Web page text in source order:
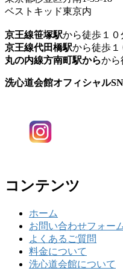
ベストキッド東京内
京王線笹塚駅から徒歩１０
京王線代田橋駅から徒歩１
丸の内線方南町駅からから
洗心道会館オフィシャル
コンテンツ
ホーム
お問い合わせフォー
よくあるご質問
料金について
洗心道会館について